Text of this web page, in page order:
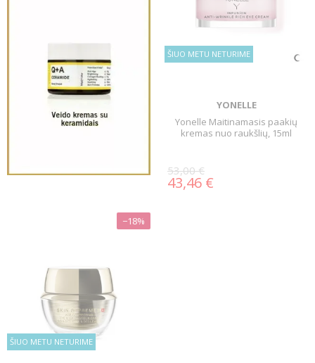
ŠIUO METU NETURIME
YONELLE
Yonelle Maitinamasis paakių
kremas nuo raukšlių, 15ml
53,00 €
43,46 €
ŠIUO METU NETURIME
−18%